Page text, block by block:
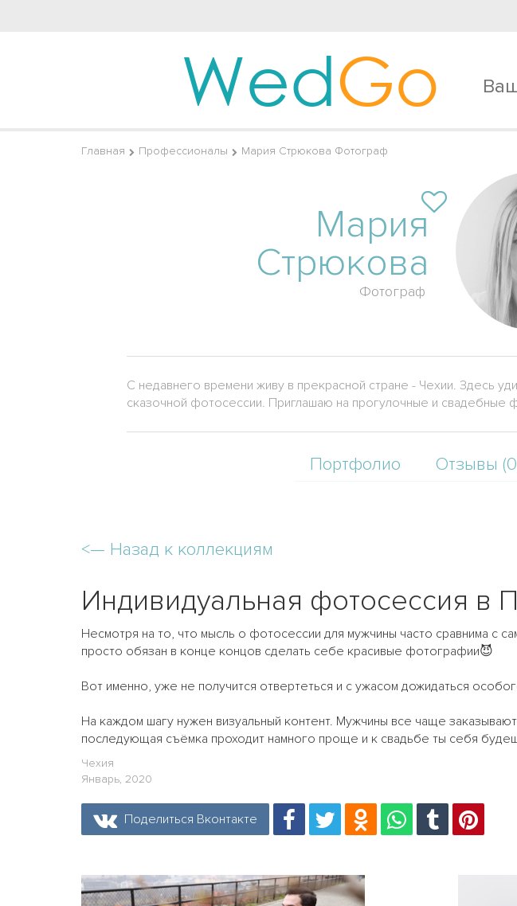
WedGo
Главная Профессионалы Мария Стрюкова Фотограф
Мария
Стрюкова
Фотограф
С недавнего времени живу в прекрасной стране - Чехии. Здесь
сказочной фотосессии. Приглашаю на прогулочные и свадебные
Портфолио Отзывы
<— Назад к коллекциям
Индивидуальная фотосессия в
Несмотря на то, что мысль о фотосессии для мужчины часто сравнима с
просто обязан в конце концов сделать себе красивые фотографии😈
Вот именно, уже не получится отвертеться и с ужасом дожидаться
На каждом шагу нужен визуальный контент. Мужчины все чаще
последующая съёмка проходит намного проще и к свадьбе ты себя
Чехия
Январь, 2020
Поделиться Вконтакте